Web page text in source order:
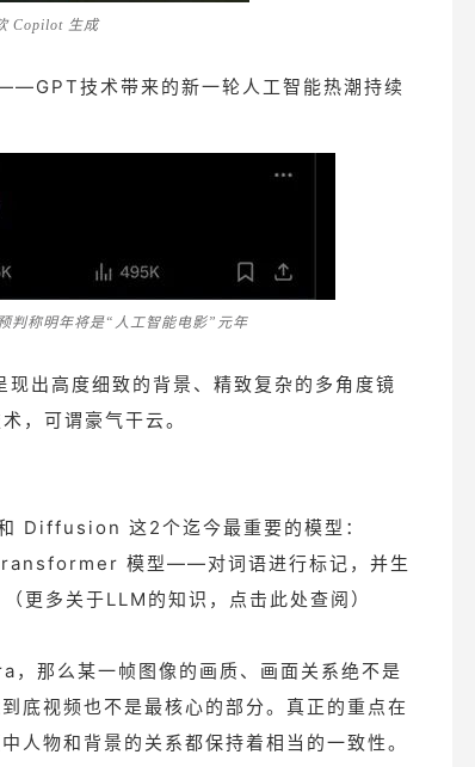
Copilot 生成
技术带来的新一轮人工智能热潮持续
判称明年将是“人工智能电影”元年
出高度细致的背景、精致复杂的多角度镜
，可谓豪气干云。
Diffusion 这2个迄今最重要的模型：
模型——对词语进行标记，并生
更多关于LLM的知识，点击此处查阅）
，那么某一帧图像的画质、画面关系绝不是
底视频也不是最核心的部分。真正的重点在
人物和背景的关系都保持着相当的一致性。